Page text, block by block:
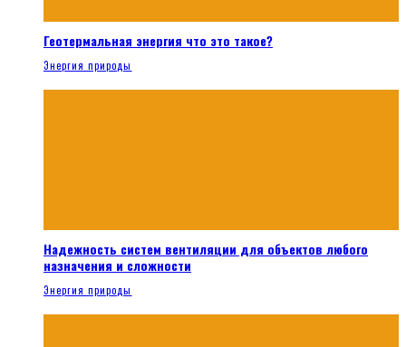
Геотермальная энергия что это такое?
Энергия природы
Надежность систем вентиляции для объектов любого
назначения и сложности
Энергия природы